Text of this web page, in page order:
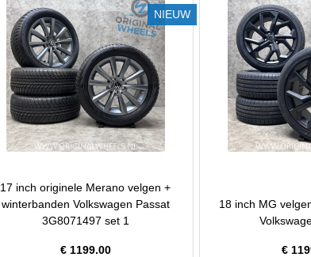
NIEUW
17 inch originele Merano velgen +
winterbanden Volkswagen Passat
3G8071497 set 1
€ 1199.00
18 inch MG
€